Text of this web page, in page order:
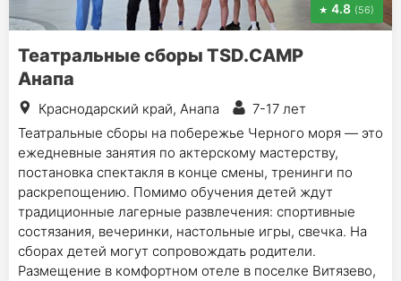
4.8 (56)
Театральные сборы TSD.CAMP
Анапа
Краснодарский край, Анапа
7-17 лет
Театральные сборы на побережье Черного моря — это
ежедневные занятия по актерскому мастерству,
постановка спектакля в конце смены, тренинги по
раскрепощению. Помимо обучения детей ждут
традиционные лагерные развлечения: спортивные
состязания, вечеринки, настольные игры, свечка. На
сборах детей могут сопровождать родители.
Размещение в комфортном отеле в поселке Витязево,